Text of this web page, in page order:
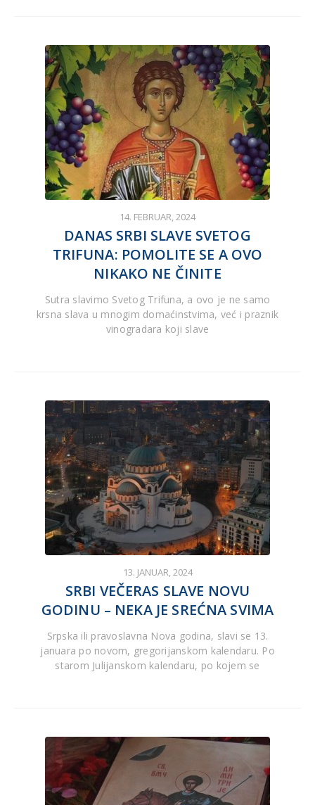
14. FEBRUAR, 2024
DANAS SRBI SLAVE SVETOG
TRIFUNA: POMOLITE SE A OVO
NIKAKO NE ČINITE
Sutra slavimo Svetog Trifuna, a ovo je ne samo
krsna slava u mnogim domaćinstvima, već i praznik
vinogradara koji slave
13. JANUAR, 2024
SRBI VEČERAS SLAVE NOVU
GODINU – NEKA JE SREĆNA SVIMA
Srpska ili pravoslavna Nova godina, slavi se 13.
januara po novom, gregorijanskom kalendaru. Po
starom Julijanskom kalendaru, po kojem se